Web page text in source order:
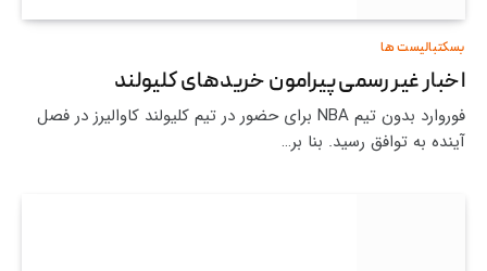
بسکتبالیست ها
اخبار غیر رسمی پیرامون خریدهای کلیولند
فوروارد بدون تیم NBA برای حضور در تیم کلیولند کاوالیرز در فصل
آینده به توافق رسید. بنا بر…